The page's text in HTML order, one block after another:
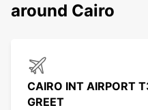
around Cairo
CAIRO INT AIRPORT
GREET